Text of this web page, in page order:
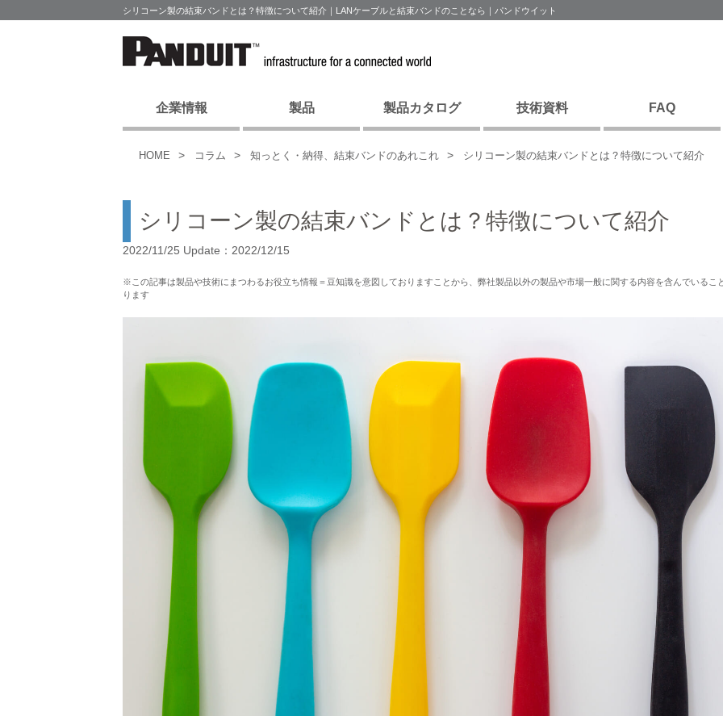
シリコーン製の結束バンドとは？特徴について紹介｜LANケーブルと結束バンドのことなら｜パンドウイット
企業情報 製品 製品カタログ 技術資料 FAQ
HOME コラム 知っとく・納得、結束バンドのあれこれ シリコーン製の結束バンドとは？特徴について紹介
シリコーン製の結束バンドとは？特徴について紹介
2022/11/25 Update：2022/12/15
※この記事は製品や技術にまつわるお役立ち情報＝豆知識を意図しておりますことから、弊社製品以外の製品や市場一般に関する内容を含んでいるこ
ります